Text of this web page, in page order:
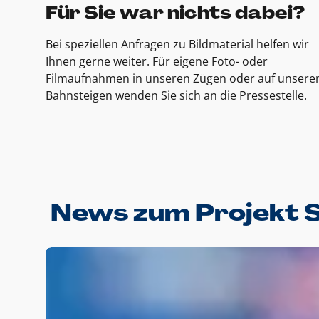
Für Sie war nichts dabei?
Bei speziellen Anfragen zu Bildmaterial helfen wir
Ihnen gerne weiter. Für eigene Foto- oder
Filmaufnahmen in unseren Zügen oder auf
Bahnsteigen wenden Sie sich an die Pressestelle.
News zum Projekt